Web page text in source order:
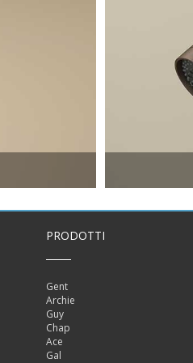
PRODOTTI
Gent
Archie
Guy
Chap
Ace
Gal